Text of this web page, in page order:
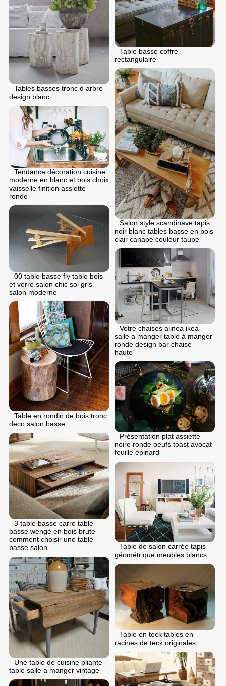
Table basse coffre
rectangulaire
Tables basses tronc d arbre
design blanc
Salon style scandinave tapis
noir blanc tables basse en bois
clair canape couleur taupe
Tendance décoration cuisine
moderne en blanc et bois choix
vaisselle finition assiette
ronde
00 table basse fly table bois
et verre salon chic sol gris
salon moderne
Votre chaises alinea ikea
salle a manger table à manger
ronde design bar chaise
haute
Table en rondin de bois tronc
deco salon basse
Présentation plat assiette
noire ronde oeufs toast avocat
feuille épinard
3 table basse carre table
basse wengé en bois brute
comment choisir une table
basse salon
Table de salon carrée tapis
géométrique meubles blancs
Une table de cuisine pliante
table salle a manger vintage
Table en teck tables en
racines de teck originales